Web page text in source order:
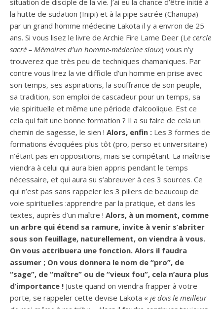
situation de disciple de la vie. J’ai eu la chance d’être initié à
la hutte de sudation (Inipi) et à la pipe sacrée (Chanupa)
par un grand homme médecine Lakota il y a envron de 25
ans. Si vous lisez le livre de Archie Fire Lame Deer (Le cercle
sacré – Mémoires d’un homme-médecine sioux) vous n’y
trouverez que très peu de techniques chamaniques. Par
contre vous lirez la vie difficile d’un homme en prise avec
son temps, ses aspirations, la souffrance de son peuple,
sa tradition, son emploi de cascadeur pour un temps, sa
vie spirituelle et même une période d’alcoolique. Est ce
cela qui fait une bonne formation ? Il a su faire de cela un
chemin de sagesse, le sien ! Alors, enfin : Les 3 formes de
formations évoquées plus tôt (pro, perso et universitaire)
n’étant pas en oppositions, mais se compétant. La maîtrise
viendra à celui qui aura bien appris pendant le temps
nécessaire, et qui aura su s’abreuver à ces 3 sources. Ce
qui n’est pas sans rappeler les 3 piliers de beaucoup de
voie spirituelles :apprendre par la pratique, et dans les
textes, auprès d’un maître ! Alors, à un moment, comme
un arbre qui étend sa ramure, invite à venir s’abriter
sous son feuillage, naturellement, on viendra à vous.
On vous attribuera une fonction. Alors il faudra
assumer ; On vous donnera le nom de “pro”, de
“sage”, de “maître” ou de “vieux fou”, cela n’aura plus
d’importance ! Juste quand on viendra frapper à votre
porte, se rappeler cette devise Lakota « je dois le meilleur